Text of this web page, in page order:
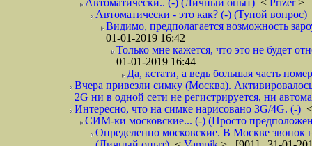
Автоматически.. (-) (Личный опыт) < Prizer>
Автоматически - это как? (-) (Тупой вопрос)
Видимо, предполагается возможность
01-01-2019 16:42
Только мне кажется, что это не будет
01-01-2019 16:44
Да, кстати, а ведь большая часть
Вчера привезли симку (Москва).
2G ни в одной сети не регистрируется, ни
Интересно, что на симке нарисовано 3G/4G. (-)
СИМ-ки московские... (-) (Просто
Определенно московские. В Москве звонок